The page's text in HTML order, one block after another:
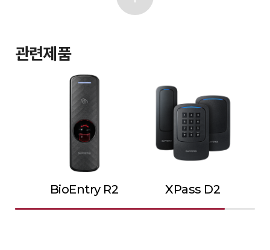
관련제품
BioEntry R2 XPass D2